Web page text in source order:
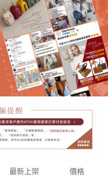
最新上架 價格